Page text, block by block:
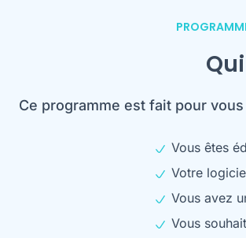
Ce programme est fait pour
Vous êtes
Votre
Vous avez
Vous